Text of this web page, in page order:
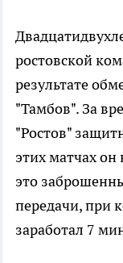
ростовской
результате
"Тамбов". За
"Ростов"
этих матчах он
это
передачи, при
заработал 7